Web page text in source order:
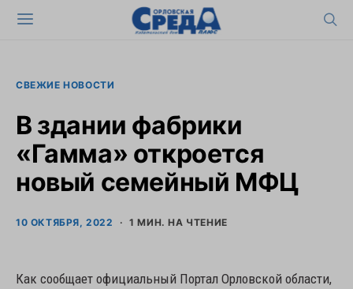
СВЕЖИЕ НОВОСТИ
В здании фабрики
«Гамма» откроется
новый семейный МФЦ
10 ОКТЯБРЯ, 2022 1 МИН. НА ЧТЕНИЕ
Как сообщает официальный Портал Орловской области,